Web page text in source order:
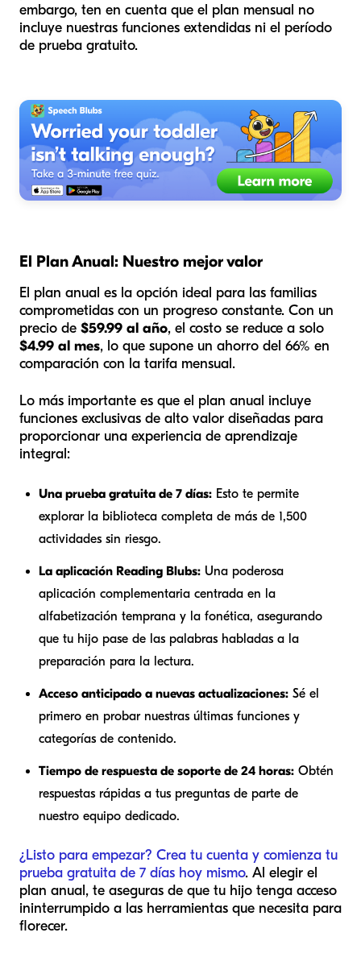
embargo, ten en cuenta que el plan mensual no
incluye nuestras funciones extendidas ni el período
de prueba gratuito.
El Plan Anual: Nuestro mejor valor
El plan anual es la opción ideal para las familias
comprometidas con un progreso constante. Con un
precio de $59.99 al año, el costo se reduce a solo
$4.99 al mes, lo que supone un ahorro del 66% en
comparación con la tarifa mensual.
Lo más importante es que el plan anual incluye
funciones exclusivas de alto valor diseñadas para
proporcionar una experiencia de aprendizaje
integral:
Una prueba gratuita de 7 días: Esto te permite
explorar la biblioteca completa de más de 1,500
actividades sin riesgo.
La aplicación Reading Blubs: Una poderosa
aplicación complementaria centrada en la
alfabetización temprana y la fonética, asegurando
que tu hijo pase de las palabras habladas a la
preparación para la lectura.
Acceso anticipado a nuevas actualizaciones: Sé el
primero en probar nuestras últimas funciones y
categorías de contenido.
Tiempo de respuesta de soporte de 24 horas: Obtén
respuestas rápidas a tus preguntas de parte de
nuestro equipo dedicado.
¿Listo para empezar? Crea tu cuenta y comienza tu
prueba gratuita de 7 días hoy mismo. Al elegir el
plan anual, te aseguras de que tu hijo tenga acceso
ininterrumpido a las herramientas que necesita para
florecer.